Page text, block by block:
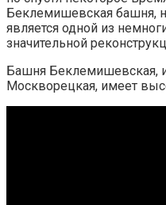
Беклемишевская башня,
является одной из
значительной
Башня Беклемишевская,
Москворецкая, имеет